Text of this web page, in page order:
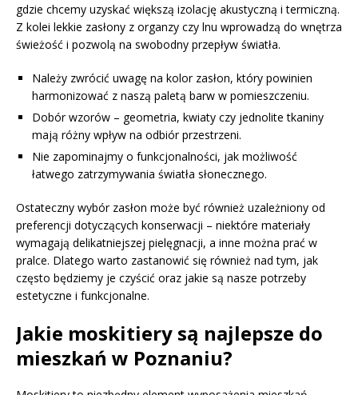
gdzie chcemy uzyskać większą izolację akustyczną i termiczną.
Z kolei lekkie zasłony z organzy czy lnu wprowadzą do wnętrza
świeżość i pozwolą na swobodny przepływ światła.
Należy zwrócić uwagę na kolor zasłon, który powinien
harmonizować z naszą paletą barw w pomieszczeniu.
Dobór wzorów – geometria, kwiaty czy jednolite tkaniny
mają różny wpływ na odbiór przestrzeni.
Nie zapominajmy o funkcjonalności, jak możliwość
łatwego zatrzymywania światła słonecznego.
Ostateczny wybór zasłon może być również uzależniony od
preferencji dotyczących konserwacji – niektóre materiały
wymagają delikatniejszej pielęgnacji, a inne można prać w
pralce. Dlatego warto zastanowić się również nad tym, jak
często będziemy je czyścić oraz jakie są nasze potrzeby
estetyczne i funkcjonalne.
Jakie moskitiery są najlepsze do
mieszkań w Poznaniu?